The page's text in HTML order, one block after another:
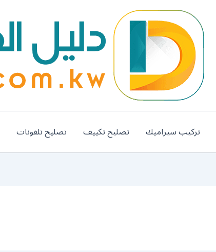
تركيب سيراميك تصليح تكييف تصليح تلفونات